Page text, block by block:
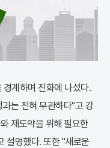
계하며 진화에 나섰다.
는 전혀 무관하다"고 강
재도약을 위해 필요한
설명했다. 또한 "새로운